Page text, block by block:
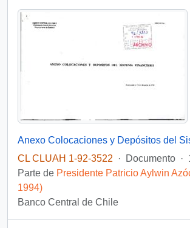
CL CLUAH 1-92-3522
· Documento ·
Parte de Presidente Patricio Aylwin
1994)
Banco Central de Chile